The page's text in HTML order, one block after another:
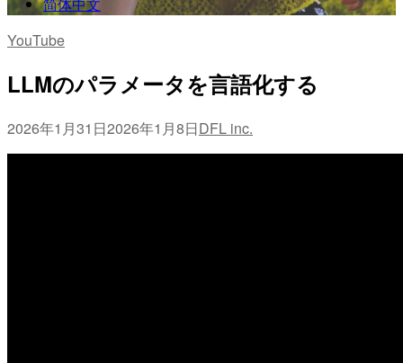
YouTube
LLMのパラメータを言語化する
2026年1月31日2026年1月8日DFL inc.